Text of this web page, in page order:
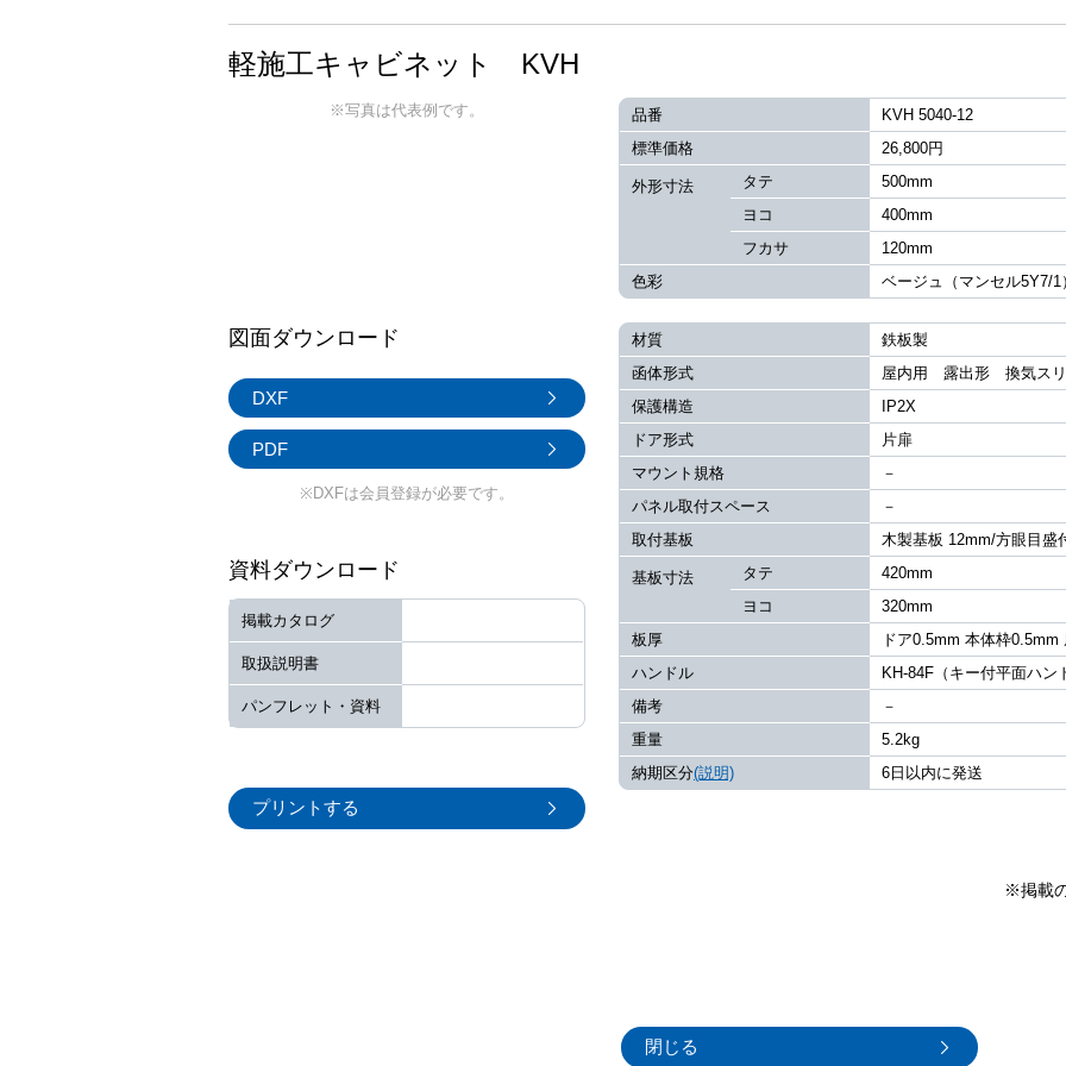
軽施工キャビネット KVH
※写真は代表例です。 品番
KVH 5040-12
標準価格
26,800円
外形寸法 タテ
500mm
ヨコ
400mm
フカサ
120mm
色彩
ベージュ（マンセル5Y7/1
図面ダウンロード
DXF
PDF
※DXFは会員登録が必要です。
資料ダウンロード
掲載カタログ
取扱説明書
パンフレット・資料
プリントする
材質
鉄板製
函体形式
屋内用 露出形 換気ス
保護構造
IP2X
ドア形式
片扉
マウント規格
－
パネル取付スペース
－
取付基板
木製基板 12mm/方眼目盛
基板寸法 タテ
420mm
ヨコ
320mm
板厚
ドア0.5mm 本体枠0.5mm
ハンドル
KH-84F（キー付平面ハン
備考
－
重量
5.2kg
納期区分(説明) 6日以内に発送
※掲載
閉じる